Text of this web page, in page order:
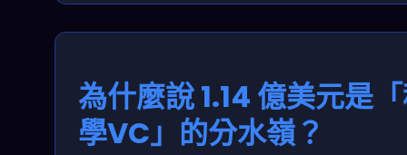
為什麼說 1.14 億美元是
學VC」的分水嶺？